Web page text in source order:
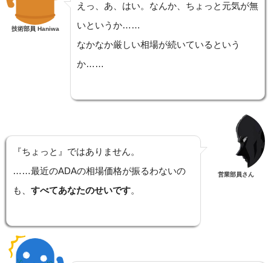
技術部員 Haniwa
えっ、あ、はい。なんか、ちょっと元気が無
いというか……
なかなか厳しい相場が続いているという
か……
『ちょっと』ではありません。
……最近のADAの相場価格が振るわないの
も、 すべてあなたのせいです。
営業部員さん